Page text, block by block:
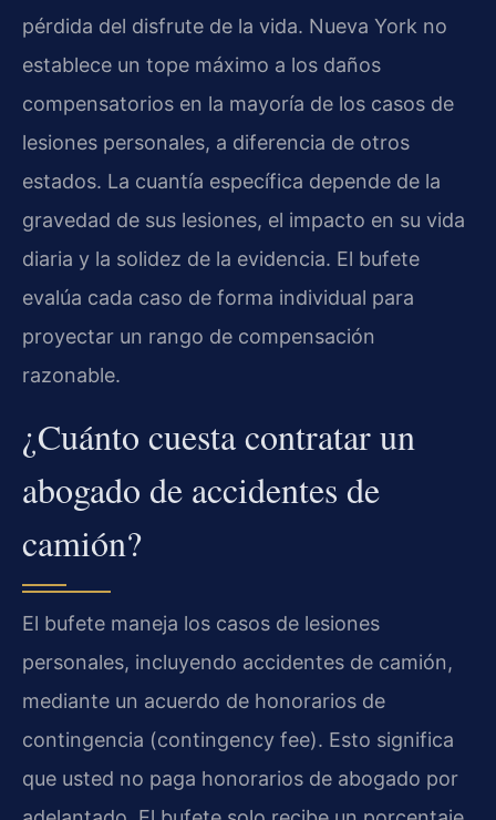
pérdida del disfrute de la vida. Nueva York no
establece un tope máximo a los daños
compensatorios en la mayoría de los casos de
lesiones personales, a diferencia de otros
estados. La cuantía específica depende de la
gravedad de sus lesiones, el impacto en su vida
diaria y la solidez de la evidencia. El bufete
evalúa cada caso de forma individual para
proyectar un rango de compensación
razonable.
¿Cuánto cuesta contratar un
abogado de accidentes de
camión?
El bufete maneja los casos de lesiones
personales, incluyendo accidentes de camión,
mediante un acuerdo de honorarios de
contingencia (contingency fee). Esto significa
que usted no paga honorarios de abogado por